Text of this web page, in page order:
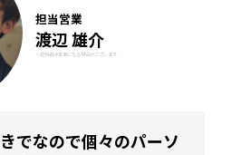
担当営業
渡辺 雄介
※担当者は変更になる場合がございます
でなので個々のパーソ